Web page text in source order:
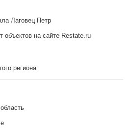
Лаговец Петр
объектов на сайте Restate.ru
региона